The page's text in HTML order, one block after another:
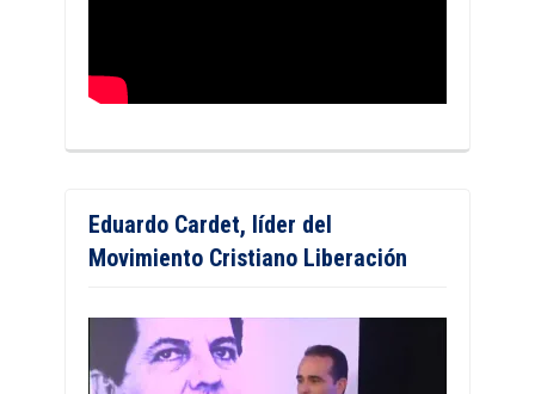
Eduardo Cardet, líder del
Movimiento Cristiano Liberación